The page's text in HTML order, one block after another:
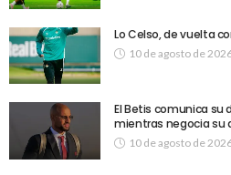
Lo Celso, de vuelta
10 de agosto de
El Betis comunica su
mientras negocia su
10 de agosto de